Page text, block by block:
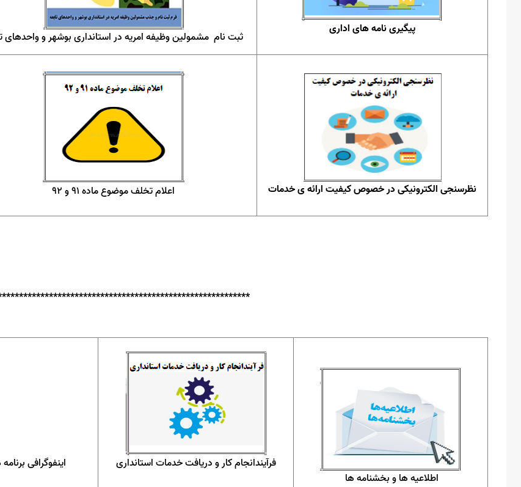
پیگیری نامه های اداری
ثبت نام مشمولین وظیفه امریه در استانداری بوشهر و واحدهای
نظرسنجی الکترونیکی در خصوص کیفیت ارائه ی خدمات اعلام تخلف موضوع ماده91و 92
اطلاعیه ها و بخشنامه ها
فرآیندانجام کار و دریافت خدمات استانداری اینفوگرافی